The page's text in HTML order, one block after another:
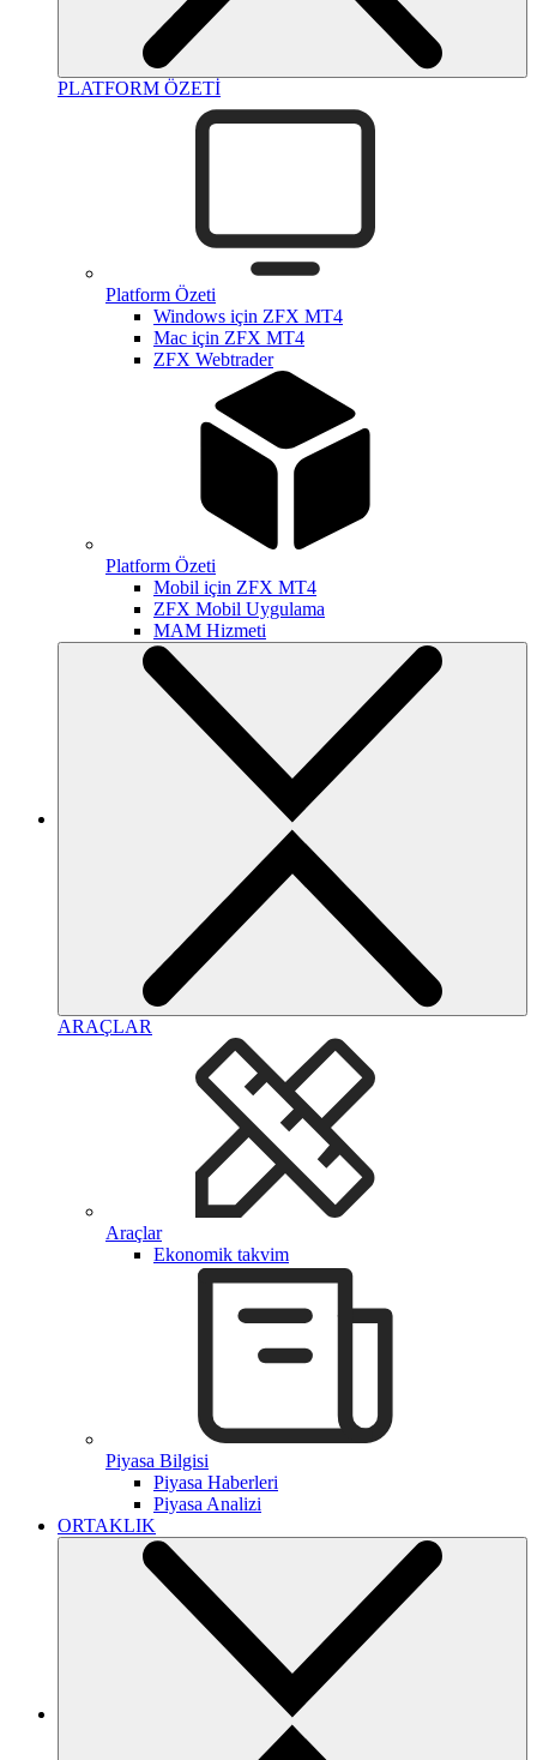
PLATFORM ÖZETİ
Platform Özeti
Windows için ZFX MT4
Mac için ZFX MT4
ZFX Webtrader
Platform Özeti
Mobil için ZFX MT4
ZFX Mobil Uygulama
MAM Hizmeti
ARAÇLAR
Araçlar
Ekonomik takvim
Piyasa Bilgisi
Piyasa Haberleri
Piyasa Analizi
ORTAKLIK